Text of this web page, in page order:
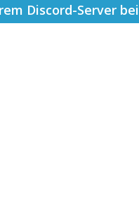
Discord-Server bei